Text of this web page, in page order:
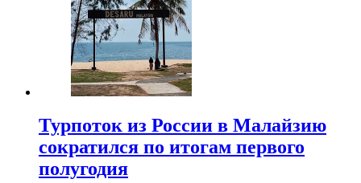
Турпоток из России в Малайзию
сократился по итогам первого
полугодия